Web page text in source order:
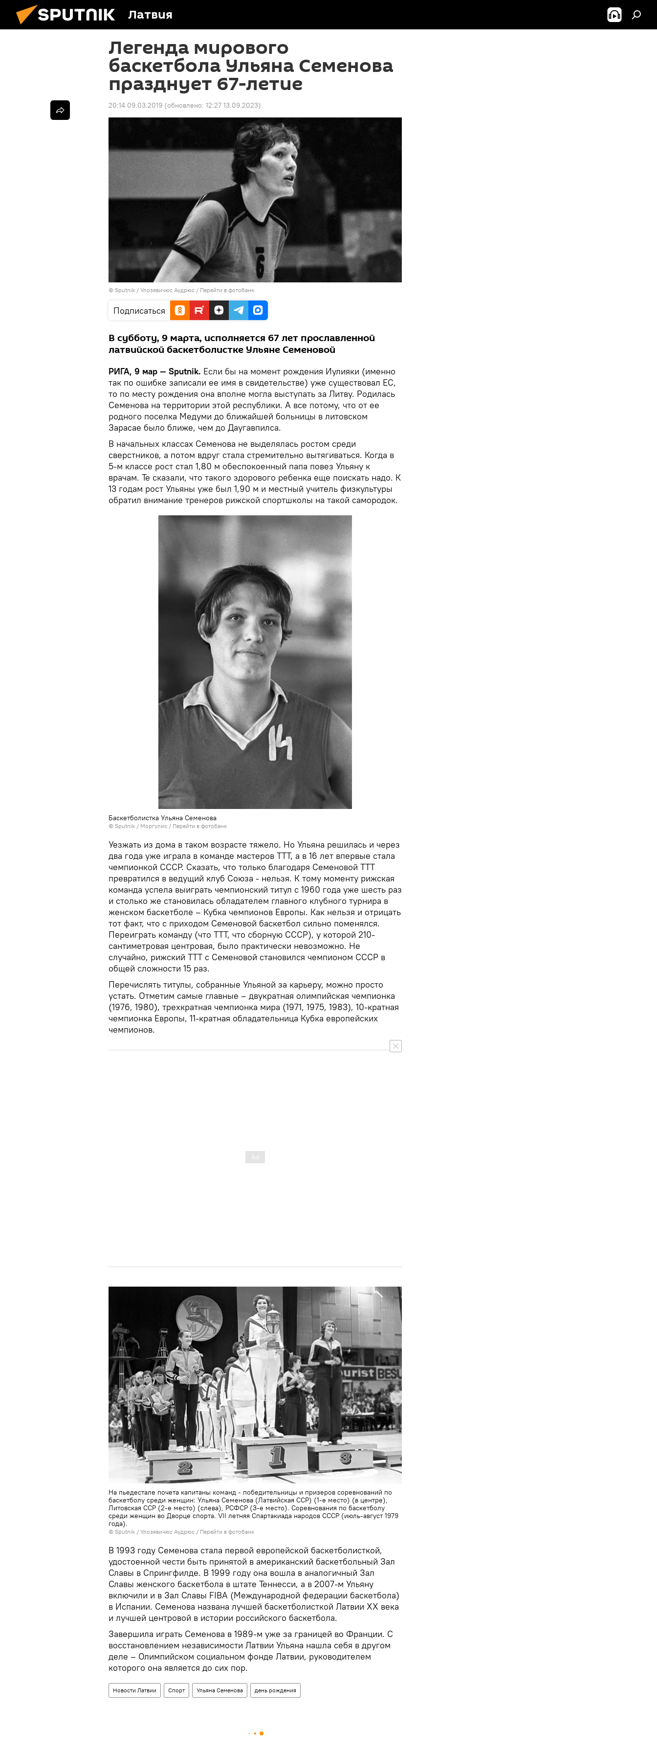
Латвия
Легенда мирового
баскетбола Ульяна Семенова
празднует 67-летие
20:14 09.03.2019 (обновлено: 12:27 13.09.2023)
© Sputnik / Улозявичюс Аудрюс / Перейти в фотобанк
Подписаться
В субботу, 9 марта, исполняется 67 лет прославленной
латвийской баскетболистке Ульяне Семеновой
РИГА, 9 мар — Sputnik. Если бы на момент рождения Иулияки (именно
так по ошибке записали ее имя в свидетельстве) уже существовал ЕС,
то по месту рождения она вполне могла выступать за Литву. Родилась
Семенова на территории этой республики. А все потому, что от ее
родного поселка Медуми до ближайшей больницы в литовском
Зарасае было ближе, чем до Даугавпилса.
В начальных классах Семенова не выделялась ростом среди
сверстников, а потом вдруг стала стремительно вытягиваться. Когда в
5-м классе рост стал 1,80 м обеспокоенный папа повез Ульяну к
врачам. Те сказали, что такого здорового ребенка еще поискать надо. К
13 годам рост Ульяны уже был 1,90 м и местный учитель физкультуры
обратил внимание тренеров рижской спортшколы на такой самородок.
Баскетболистка Ульяна Семенова
© Sputnik / Моргулис / Перейти в фотобанк
Уезжать из дома в таком возрасте тяжело. Но Ульяна решилась и через
два года уже играла в команде мастеров ТТТ, а в 16 лет впервые стала
чемпионкой СССР. Сказать, что только благодаря Семеновой ТТТ
превратился в ведущий клуб Союза - нельзя. К тому моменту рижская
команда успела выиграть чемпионский титул с 1960 года уже шесть раз
и столько же становилась обладателем главного клубного турнира в
женском баскетболе – Кубка чемпионов Европы. Как нельзя и отрицать
тот факт, что с приходом Семеновой баскетбол сильно поменялся.
Переиграть команду (что ТТТ, что сборную СССР), у которой 210-
сантиметровая центровая, было практически невозможно. Не
случайно, рижский ТТТ с Семеновой становился чемпионом СССР в
общей сложности 15 раз.
Перечислять титулы, собранные Ульяной за карьеру, можно просто
устать. Отметим самые главные – двукратная олимпийская чемпионка
(1976, 1980), трехкратная чемпионка мира (1971, 1975, 1983), 10-кратная
чемпионка Европы, 11-кратная обладательница Кубка европейских
чемпионов.
На пьедестале почета капитаны команд - победительницы и призеров соревнований по
баскетболу среди женщин: Ульяна Семенова (Латвийская ССР) (1-е место) (в центре),
Литовская ССР (2-е место) (слева), РСФСР (3-е место). Соревнования по баскетболу
среди женщин во Дворце спорта. VII летняя Спартакиада народов СССР (июль-август 1979
года).
© Sputnik / Улозявичюс Аудрюс / Перейти в фотобанк
В 1993 году Семенова стала первой европейской баскетболисткой,
удостоенной чести быть принятой в американский баскетбольный Зал
Славы в Спрингфилде. В 1999 году она вошла в аналогичный Зал
Славы женского баскетбола в штате Теннесси, а в 2007-м Ульяну
включили и в Зал Славы FIBA (Международной федерации баскетбола)
в Испании. Семенова названа лучшей баскетболисткой Латвии XX века
и лучшей центровой в истории российского баскетбола.
Завершила играть Семенова в 1989-м уже за границей во Франции. С
восстановлением независимости Латвии Ульяна нашла себя в другом
деле – Олимпийском социальном фонде Латвии, руководителем
которого она является до сих пор.
Новости Латвии Спорт Ульяна Семенова день рождения